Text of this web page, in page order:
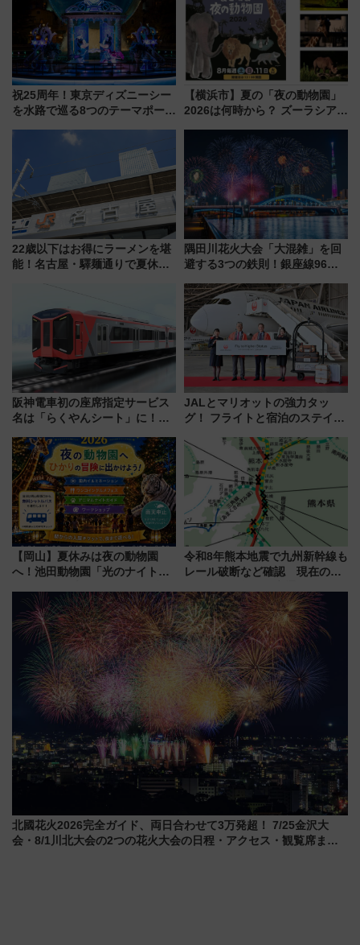
祝25周年！東京ディズニーシー
を水路で巡る8つのテーマポート
【横浜市】夏の「夜の動物園」
2026は何時から？ ズーラシア・
見どころ、限定イベントを徹底
解説！
22歳以下はお得にラーメンを堪
能！名古屋・驛麺通りで夏休み
隅田川花火大会「大混雑」を回
避する3つの鉄則！銀座線96本
ツリー駅の規制まとめ 7/25開催
（2026年）
阪神電車初の座席指定サービス
名は「らくやんシート」に！新
を快適移動
JALとマリオットの強力タッ
グ！ フライトと宿泊のステイタ
上級会員資格を効率よく獲得す
る方法を解説
【岡山】夏休みは夜の動物園
へ！池田動物園「光のナイトズ
令和8年熊本地震で九州新幹線も
レール破断など確認 現在の運
響
北國花火2026完全ガイド、両日合わせて3万発超！ 7/25金沢大
会・8/1川北大会の2つの花火大会の日程・アクセス・観覧席まと